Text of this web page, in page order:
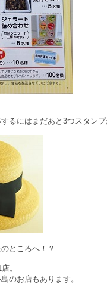
るにはまだあと3つスタン
ところへ！？
。
のお店もあります。